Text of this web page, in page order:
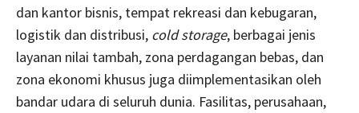
dan kantor bisnis, tempat rekreasi dan kebugaran,
logistik dan distribusi, cold storage, berbagai jenis
layanan nilai tambah, zona perdagangan bebas, dan
zona ekonomi khusus juga diimplementasikan oleh
bandar udara di seluruh dunia. Fasilitas, perusahaan,